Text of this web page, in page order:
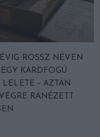
ROSSZ NÉVEN
KARDFOGÚ
LELETE – AZTÁN
RÁNÉZETT